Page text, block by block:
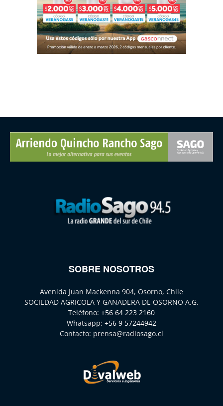
SOBRE NOSOTROS
Avenida Juan Mackenna 904, Osorno, Chile
SOCIEDAD AGRICOLA Y GANADERA DE OSORNO A.G.
Teléfono: +56 64 223 2160
Whatsapp: +56 9 57244942
Contacto: prensa@radiosago.cl